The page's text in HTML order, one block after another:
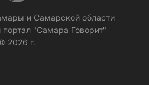
и Самарской области
"Самара Говорит"
2026 г.